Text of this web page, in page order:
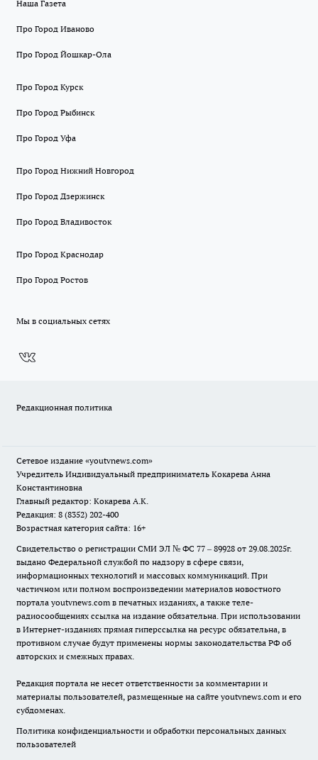
Наша Газета
Про Город Иваново
Про Город Йошкар-Ола
Про Город Курск
Про Город Рыбинск
Про Город Уфа
Про Город Нижний Новгород
Про Город Дзержинск
Про Город Владивосток
Про Город Краснодар
Про Город Ростов
Мы в социальных сетях
Редакционная политика
Сетевое издание «youtvnews.com»
Учредитель Индивидуальный предприниматель Кокарева Анна
Константиновна
Главный редактор: Кокарева А.К.
Редакция: 8 (8352) 202-400
Возрастная категория сайта: 16+
Свидетельство о регистрации СМИ ЭЛ № ФС 77 – 89928 от 29.08.2025г.
выдано Федеральной службой по надзору в сфере связи,
информационных технологий и массовых коммуникаций. При
частичном или полном воспроизведении материалов новостного
портала youtvnews.com в печатных изданиях, а также теле-
радиосообщениях ссылка на издание обязательна. При использовании
в Интернет-изданиях прямая гиперссылка на ресурс обязательна, в
противном случае будут применены нормы законодательства РФ об
авторских и смежных правах.
Редакция портала не несет ответственности за комментарии и
материалы пользователей, размещенные на сайте youtvnews.com и его
субдоменах.
Политика конфиденциальности и обработки персональных данных
пользователей